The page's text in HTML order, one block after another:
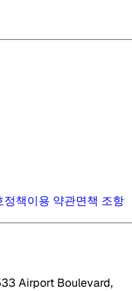
정책이용 약관면책 조항
Airport Boulevard,